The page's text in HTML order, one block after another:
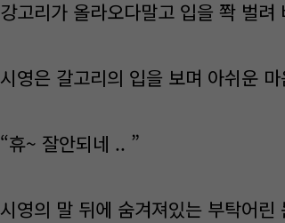
강고리가 올라오다말고 입을 쫙 벌려
시영은 갈고리의 입을 보며 아쉬운
“휴~ 잘안되네 .. ”
시영의 말 뒤에 숨겨져있는 부탁어